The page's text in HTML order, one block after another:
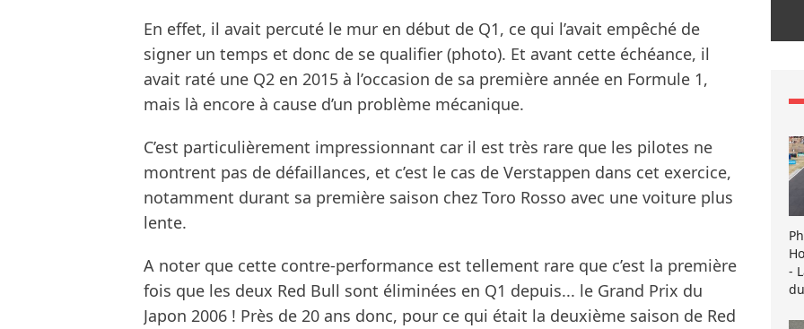
En effet, il avait percuté le mur en début de Q1, ce qui l’avait empêché de
signer un temps et donc de se qualifier (photo). Et avant cette échéance, il
avait raté une Q2 en 2015 à l’occasion de sa première année en Formule 1,
mais là encore à cause d’un problème mécanique.
C’est particulièrement impressionnant car il est très rare que les pilotes ne
montrent pas de défaillances, et c’est le cas de Verstappen dans cet exercice,
notamment durant sa première saison chez Toro Rosso avec une voiture plus
lente.
A noter que cette contre-performance est tellement rare que c’est la première
fois que les deux Red Bull sont éliminées en Q1 depuis... le Grand Prix du
Japon 2006 ! Près de 20 ans donc, pour ce qui était la deuxième saison de Red
-